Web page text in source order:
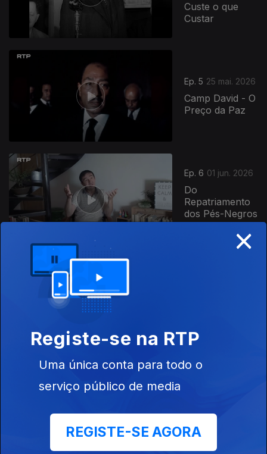
Custe o que
Custar
Ep. 5 25 mai. 2026
Camp David - O
Preço da Paz
Ep. 6 01 jun. 2026
Do
Repatriamento
dos Pés-Negros
ao FLNC
no Coração do
Oriente
×
Registe-se na RTP
Uma única conta para todo o
serviço público de media
REGISTE-SE AGORA